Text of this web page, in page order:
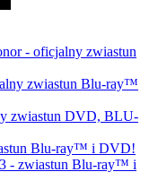
- oficjalny zwiastun
zwiastun Blu-ray™
zwiastun DVD, BLU-
Blu-ray™ i DVD!
- zwiastun Blu-ray™ i